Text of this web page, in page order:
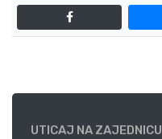
UTICAJ NA ZAJEDNICU